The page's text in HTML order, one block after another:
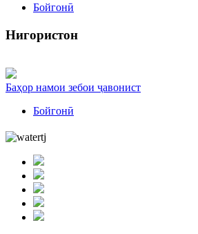
Бойгонӣ
Нигористон
Баҳор намои зебои ҷавонист
Бойгонӣ